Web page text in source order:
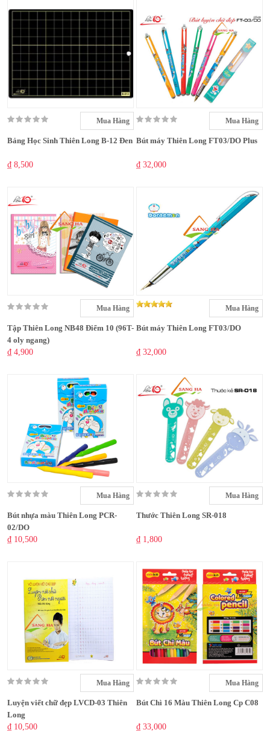
Mua Hàng
Bảng Học Sinh Thiên Long B-12 Đen
₫ 8,500
Mua Hàng
Bút máy Thiên Long FT03/DO Plus
₫ 32,000
Mua Hàng
Tập Thiên Long NB48 Điểm 10 (96T-
4 oly ngang)
₫ 4,900
Mua Hàng
Bút máy Thiên Long FT03/DO
₫ 32,000
Mua Hàng
Bút nhựa màu Thiên Long PCR-
02/DO
₫ 10,500
Mua Hàng
Thước Thiên Long SR-018
₫ 1,800
Mua Hàng
Luyện viết chữ đẹp LVCD-03 Thiên
Long
₫ 10,500
Mua Hàng
Bút Chì 16 Màu Thiên Long Cp C08
₫ 33,000